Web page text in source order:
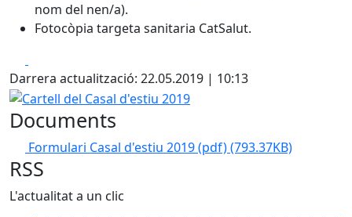
nom del nen/a).
Fotocòpia targeta sanitaria CatSalut.
Darrera actualització: 22.05.2019 | 10:13
Cartell del Casal d'estiu 2019
Documents
Formulari Casal d'estiu 2019 (pdf)(793.37KB)
RSS
L'actualitat a un clic